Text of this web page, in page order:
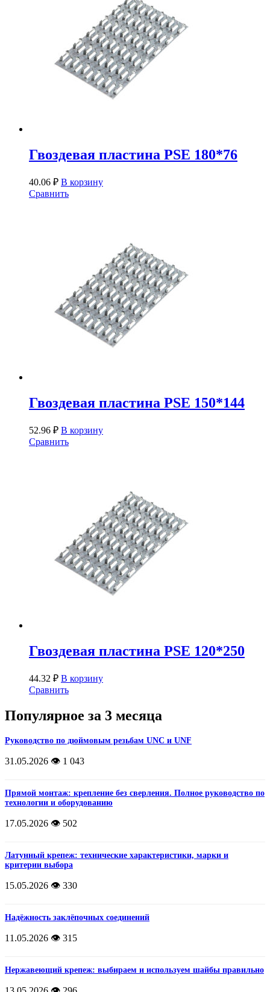
Гвоздевая пластина PSE 180*76
40.06 ₽ В корзину
Сравнить
Гвоздевая пластина PSE 150*144
52.96 ₽ В корзину
Сравнить
Гвоздевая пластина PSE 120*250
44.32 ₽ В корзину
Сравнить
Популярное за 3 месяца
Руководство по дюймовым резьбам UNC и UNF
31.05.2026 👁️ 1 043
Прямой монтаж: крепление без сверления. Полное руководство по
технологии и оборудованию
17.05.2026 👁️ 502
Латунный крепеж: технические характеристики, марки и
критерии выбора
15.05.2026 👁️ 330
Надёжность заклёпочных соединений
11.05.2026 👁️ 315
Нержавеющий крепеж: выбираем и используем шайбы правильно